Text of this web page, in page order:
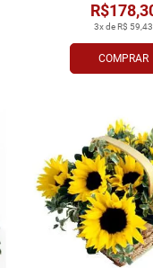
COMPRAR
3x de R$ 59,43